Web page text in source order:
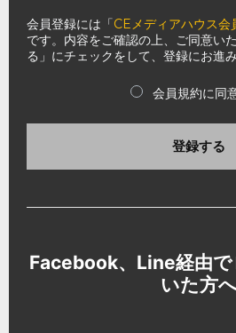
会員登録には「CEメディアハウス会
です。内容をご確認の上、ご同意い
る」にチェックをして、登録にお進み
会員規約に同
登録する
Facebook、Line経由
いた方